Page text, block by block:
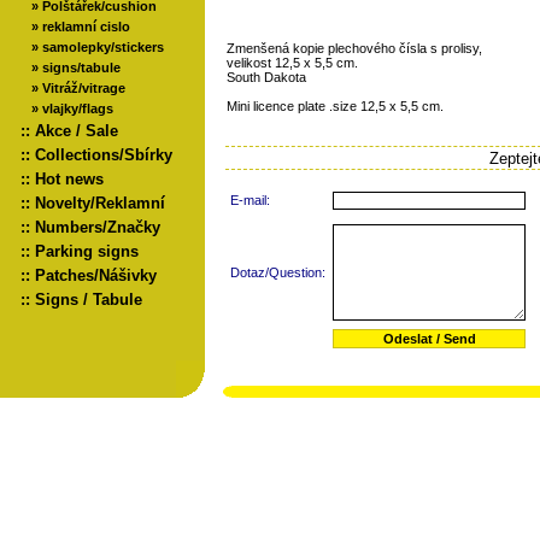
» Polštářek/cushion
» reklamní cislo
» samolepky/stickers
» signs/tabule
» Vitráž/vitrage
» vlajky/flags
:: Akce / Sale
:: Collections/Sbírky
:: Hot news
:: Novelty/Reklamní
:: Numbers/Značky
:: Parking signs
:: Patches/Nášivky
:: Signs / Tabule
Zmenšená kopie plechového čísla s prolisy,
velikost 12,5 x 5,5 cm.
South Dakota
Mini licence plate .size 12,5 x 5,5 cm.
E-mail:
Dotaz/Question: